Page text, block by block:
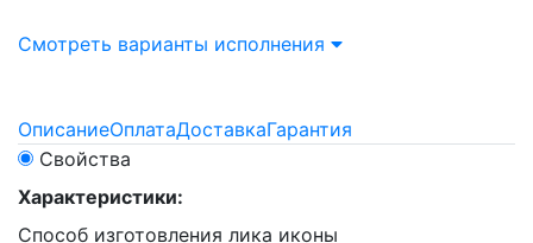
Смотреть варианты исполнения
ОписаниеОплатаДоставкаГарантия
Свойства
Характеристики:
Способ изготовления лика иконы